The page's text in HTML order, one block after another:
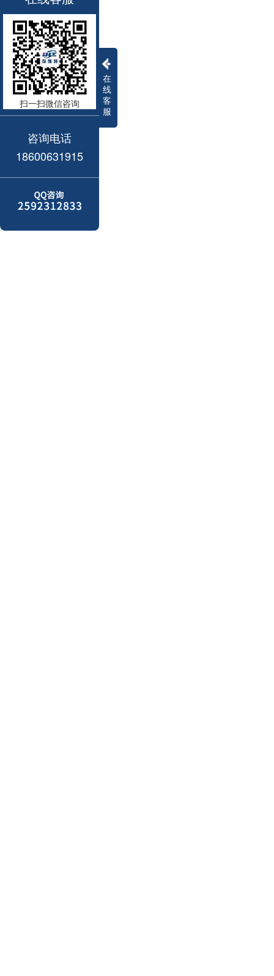
在
线
客
服
扫一扫微信咨询
咨询电话
18600631915